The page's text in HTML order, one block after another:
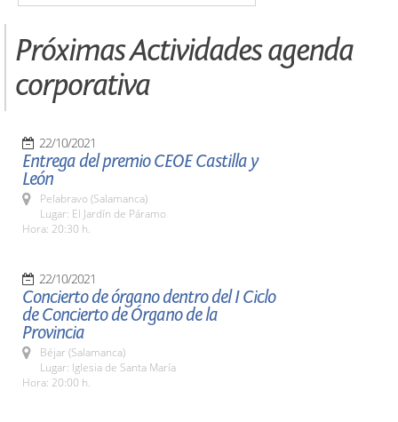
Próximas Actividades agenda
corporativa
22/10/2021
Entrega del premio CEOE Castilla y
León
Pelabravo (Salamanca)
Lugar: El Jardín de Páramo
Hora: 20:30 h.
22/10/2021
Concierto de órgano dentro del I Ciclo
de Concierto de Órgano de la
Provincia
Béjar (Salamanca)
Lugar: Iglesia de Santa María
Hora: 20:00 h.